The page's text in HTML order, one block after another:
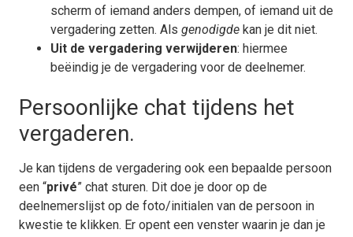
scherm of iemand anders dempen, of iemand uit de
vergadering zetten. Als genodigde kan je dit niet.
Uit de vergadering verwijderen: hiermee
beëindig je de vergadering voor de deelnemer.
Persoonlijke chat tijdens het
vergaderen.
Je kan tijdens de vergadering ook een bepaalde persoon
een “privé” chat sturen. Dit doe je door op de
deelnemerslijst op de foto/initialen van de persoon in
kwestie te klikken. Er opent een venster waarin je dan je